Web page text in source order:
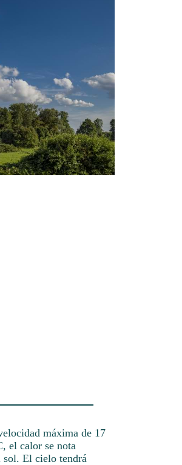
máxima de 17
el calor se nota
sol. El cielo tendrá